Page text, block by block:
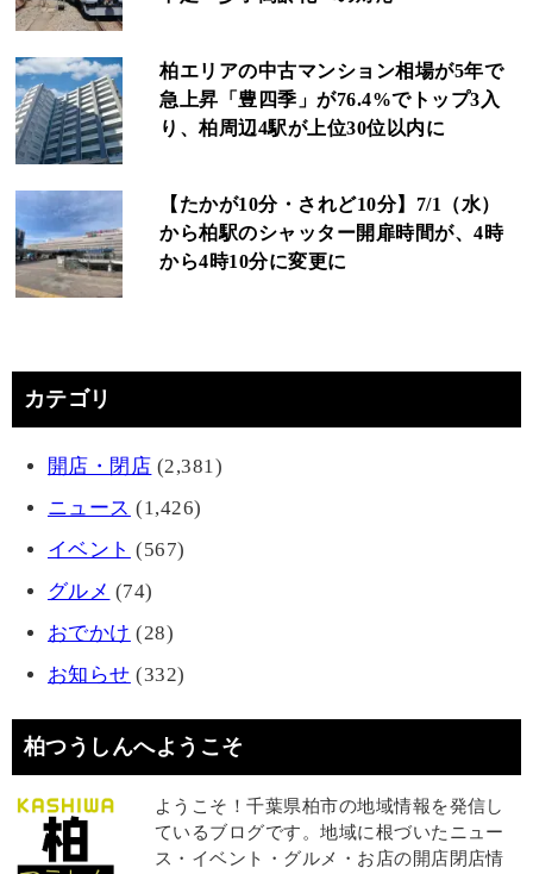
柏エリアの中古マンション相場が5年で
急上昇「豊四季」が76.4%でトップ3入
り、柏周辺4駅が上位30位以内に
【たかが10分・されど10分】7/1（水）
から柏駅のシャッター開扉時間が、4時
から4時10分に変更に
カテゴリ
開店・閉店 (2,381)
ニュース (1,426)
イベント (567)
グルメ (74)
おでかけ (28)
お知らせ (332)
柏つうしんへようこそ
ようこそ！千葉県柏市の地域情報を発信し
ているブログです。地域に根づいたニュー
ス・イベント・グルメ・お店の開店閉店情